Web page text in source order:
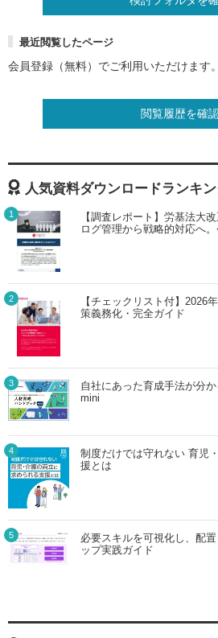
最近閲覧したページ
会員登録（無料）でご利用いただけます。
閲覧履歴を確
人気資料ダウンロードランキ
1
【調査レポート】労基法大
ログ管理から戦略的対応へ
2
【チェックリスト付】2026
策義務化・完全ガイド
3
自社にあった育成手法が分
mini
4
制度だけでは守れない 育児
援とは
5
必要スキルを可視化し、配
ップ実践ガイド